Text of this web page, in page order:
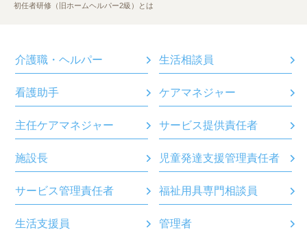
初任者研修（旧ホームヘルパー2級）とは
介護職・ヘルパー 生活相談員
看護助手 ケアマネジャー
主任ケアマネジャー サービス提供責任者
施設長 児童発達支援管理責任者
サービス管理責任者 福祉用具専門相談員
生活支援員 管理者